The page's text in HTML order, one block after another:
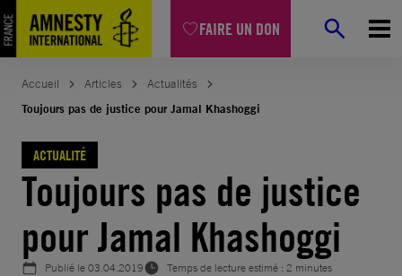
FAIRE UN DON
Aller
au
contenu
Accueil Articles
Actualités
Toujours pas de justice pour Jamal Khashoggi
ACTUALITÉ
Toujours pas de justice
pour Jamal Khashoggi
Publié le03.04.2019
Temps de lecture estimé : 2 minutes